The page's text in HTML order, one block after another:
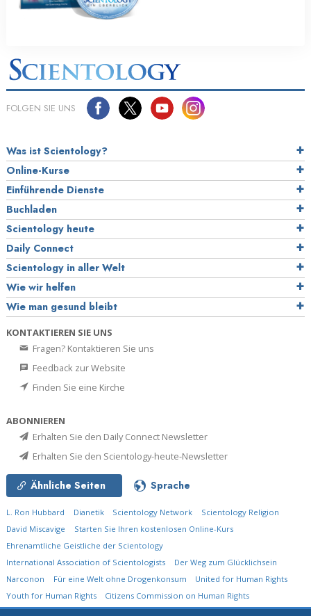
FOLGEN SIE UNS
Was ist Scientology?
Online-Kurse
Einführende Dienste
Buchladen
Scientology heute
Daily Connect
Scientology in aller Welt
Wie wir helfen
Wie man gesund bleibt
KONTAKTIEREN SIE UNS
Fragen? Kontaktieren Sie uns
Feedback zur Website
Finden Sie eine Kirche
ABONNIEREN
Erhalten Sie den Daily Connect Newsletter
Erhalten Sie den Scientology-heute-Newsletter
Ähnliche Seiten Sprache
L. Ron Hubbard Dianetik Scientology Network
Scientology Religion
David Miscavige
Starten Sie Ihren kostenlosen Online-Kurs
Ehrenamtliche Geistliche der Scientology
International Association of Scientologists
Der Weg zum Glücklichsein
Narconon
Für eine Welt ohne Drogenkonsum
United for Human Rights
Youth for Human Rights
Citizens Commission on Human Rights